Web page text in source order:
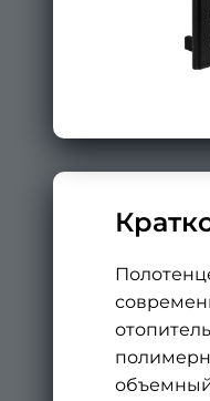
объемный